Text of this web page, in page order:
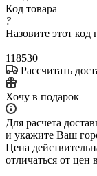
Код товара
?
Назовите этот
—
118530
Рассчитать
Хочу в подарок
Для расчета
и укажите Ваш
Цена
отличаться от цен